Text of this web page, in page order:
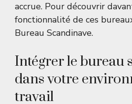
accrue. Pour découvrir
fonctionnalité de ces
Bureau Scandinave.
Intégrer le bureau
dans votre
travail